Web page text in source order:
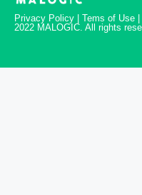
Privacy Policy | Tems of Use
2022 MALOGIC. All rights